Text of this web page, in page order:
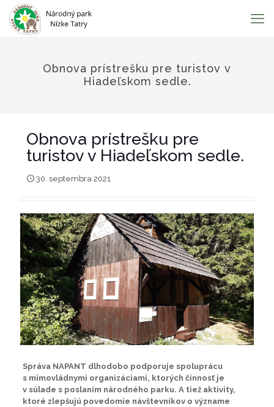
Obnova prístrešku pre turistov v
Hiadeľskom sedle.
Obnova prístrešku pre
turistov v Hiadeľskom sedle.
30. septembra 2021
Správa NAPANT dlhodobo podporuje spoluprácu
s mimovládnymi organizáciami, ktorých činnosť je
v súlade s poslaním národného parku. A tiež aktivity,
ktoré zlepšujú povedomie návštevníkov o význame